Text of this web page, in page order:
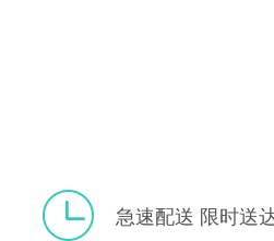
急速配送 限时送